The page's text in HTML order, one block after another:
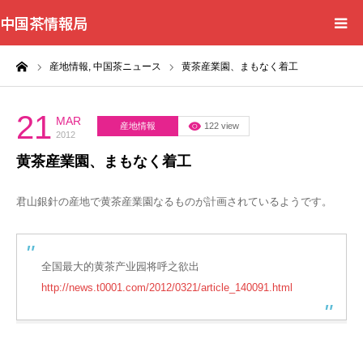
中国茶情報局
産地情報, 中国茶ニュース 黄茶産業園、まもなく着工
21 MAR
2012
産地情報 122 view
黄茶産業園、まもなく着工
君山銀針の産地で黄茶産業園なるものが計画されているようです。
全国最大的黄茶产业园将呼之欲出
http://news.t0001.com/2012/0321/article_140091.html
Home
News
BlogChecker
Events